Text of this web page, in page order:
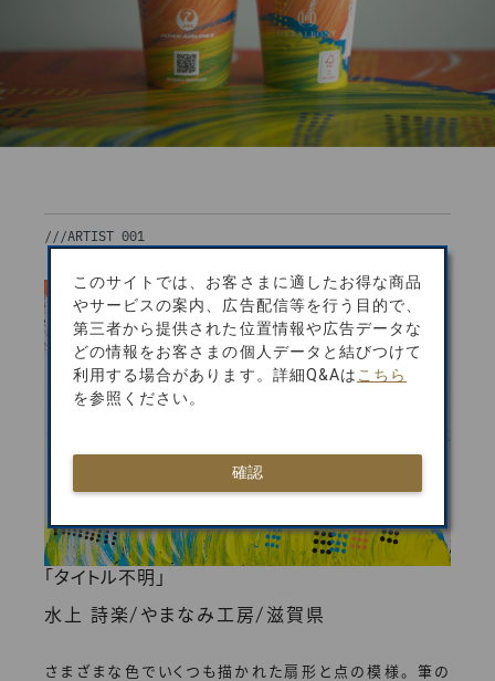
///ARTIST 001
「タイトル不明」
水上 詩楽/ やまなみ工房/ 滋賀県
さまざまな色でいくつも描かれた扇形と点の模様。 筆の
このサイトでは、お客さまに適したお得な商品
やサービスの案内、広告配信等を行う目的で、
第三者から提供された位置情報や広告データな
どの情報をお客さまの個人データと結びつけて
利用する場合があります。詳細Q&Aは こちら
を参照ください。
確認